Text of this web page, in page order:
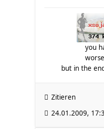
you
but in the
Zitieren
24.01.2009,